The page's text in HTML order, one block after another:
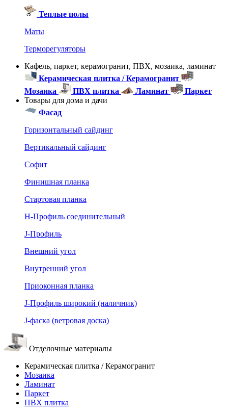
Теплые полы
Маты
Терморегуляторы
Кафель, паркет, керамогранит, ПВХ, мозаика, ламинат
Керамическая плитка / Керамогранит
Мозаика
ПВХ плитка Ламинат
Паркет
Товары для дома и дачи
Фасад
Горизонтальный сайдинг
Вертикальный сайдинг
Софит
Финишная планка
Стартовая планка
Н-Профиль соединительный
J-Профиль
Внешний угол
Внутренний угол
Приоконная планка
J-Профиль широкий (наличник)
J-фаска (ветровая доска)
Отделочные материалы
Керамическая плитка / Керамогранит
Мозаика
Ламинат
Паркет
ПВХ плитка